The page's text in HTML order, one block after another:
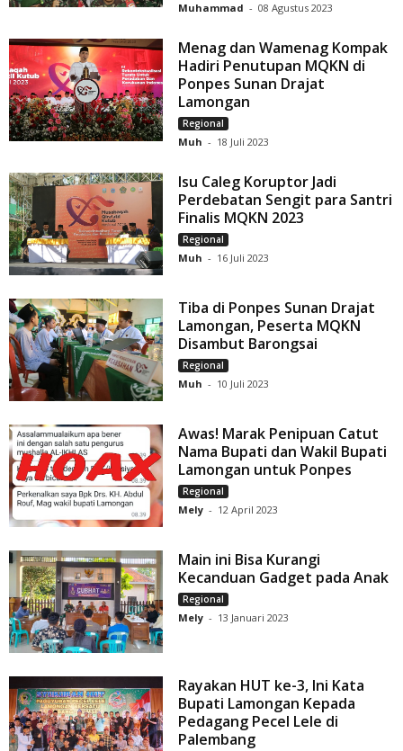
Muhammad - 08 Agustus 2023
Menag dan Wamenag Kompak
Hadiri Penutupan MQKN di
Ponpes Sunan Drajat
Lamongan
Regional
Muh - 18 Juli 2023
Isu Caleg Koruptor Jadi
Perdebatan Sengit para Santri
Finalis MQKN 2023
Regional
Muh - 16 Juli 2023
Tiba di Ponpes Sunan Drajat
Lamongan, Peserta MQKN
Disambut Barongsai
Regional
Muh - 10 Juli 2023
Awas! Marak Penipuan Catut
Nama Bupati dan Wakil Bupati
Lamongan untuk Ponpes
Regional
Mely - 12 April 2023
Main ini Bisa Kurangi
Kecanduan Gadget pada Anak
Regional
Mely - 13 Januari 2023
Rayakan HUT ke-3, Ini Kata
Bupati Lamongan Kepada
Pedagang Pecel Lele di
Palembang